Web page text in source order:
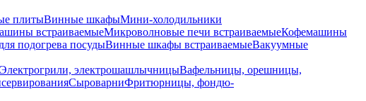
плитыВинные шкафыМини-холодильники
встраиваемыеМикроволновые печи встраиваемыеКофемашины
подогрева посудыВинные шкафы встраиваемыеВакуумные
Электрогрили, электрошашлычницыВафельницы, орешницы,
СыроварниФритюрницы, фондю-